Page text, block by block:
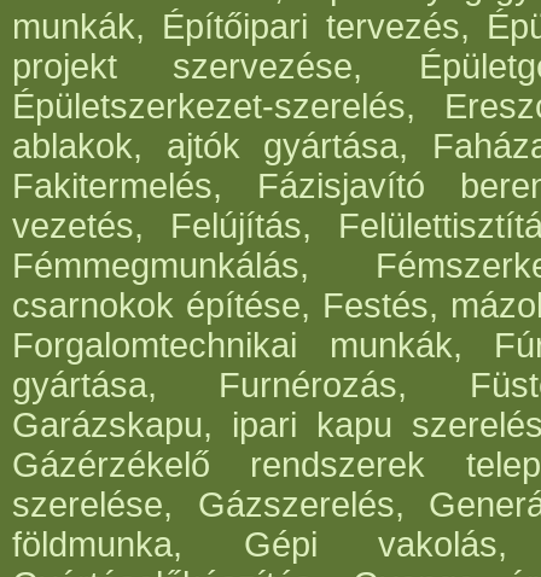
munkák, Építőipari tervezés,
projekt szervezése,
Épületszerkezet-szerelés,
ablakok, ajtók gyártása,
Fakitermelés, Fázisjavító
vezetés, Felújítás,
Fémmegmunkálás,
csarnokok építése, Festés,
Forgalomtechnikai munkák,
gyártása, Furnérozás,
Garázskapu, ipari kapu
Gázérzékelő rendszerek
szerelése, Gázszerelés,
földmunka, Gépi vakolás,